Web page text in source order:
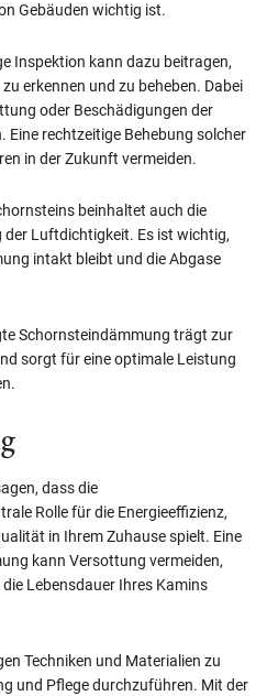
Gebäuden wichtig ist.
Inspektion kann dazu beitragen,
erkennen und zu beheben. Dabei
oder Beschädigungen der
rechtzeitige Behebung solcher
in der Zukunft vermeiden.
beinhaltet auch die
der Luftdichtigkeit. Es ist wichtig,
intakt bleibt und die Abgase
Schornsteindämmung trägt zur
sorgt für eine optimale Leistung
dass die
Rolle für die Energieeffizienz,
in Ihrem Zuhause spielt. Eine
kann Versottung vermeiden,
Lebensdauer Ihres Kamins
Techniken und Materialien zu
und Pflege durchzuführen. Mit der